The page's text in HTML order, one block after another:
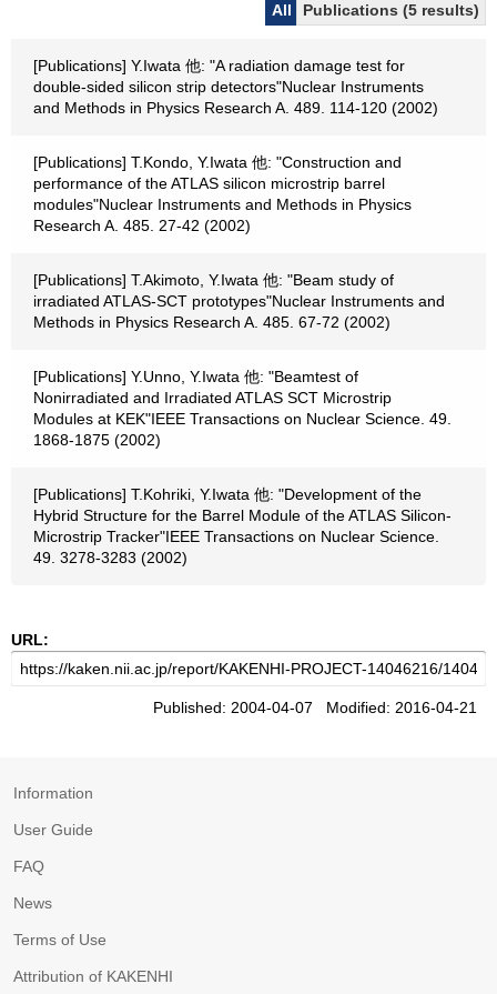
All
Publications (5 results)
[Publications] Y.Iwata 他: "A radiation damage test for
double-sided silicon strip detectors"Nuclear Instruments
and Methods in Physics Research A. 489. 114-120 (2002)
[Publications] T.Kondo, Y.Iwata 他: "Construction and
performance of the ATLAS silicon microstrip barrel
modules"Nuclear Instruments and Methods in Physics
Research A. 485. 27-42 (2002)
[Publications] T.Akimoto, Y.Iwata 他: "Beam study of
irradiated ATLAS-SCT prototypes"Nuclear Instruments and
Methods in Physics Research A. 485. 67-72 (2002)
[Publications] Y.Unno, Y.Iwata 他: "Beamtest of
Nonirradiated and Irradiated ATLAS SCT Microstrip
Modules at KEK"IEEE Transactions on Nuclear Science. 49.
1868-1875 (2002)
[Publications] T.Kohriki, Y.Iwata 他: "Development of the
Hybrid Structure for the Barrel Module of the ATLAS Silicon-
Microstrip Tracker"IEEE Transactions on Nuclear Science.
49. 3278-3283 (2002)
URL:
Published: 2004-04-07 Modified: 2016-04-21
Information
User Guide
FAQ
News
Terms of Use
Attribution of KAKENHI